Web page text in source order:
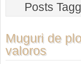
Posts
Muguri de
valoros